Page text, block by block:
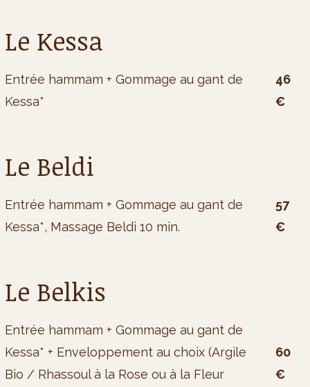
Le Kessa
Entrée hammam + Gommage au gant de
Kessa*
46
€
Le Beldi
Entrée hammam + Gommage au gant de
Kessa*, Massage Beldi 10 min.
57
€
Le Belkis
Entrée hammam + Gommage au gant de
Kessa* + Enveloppement au choix (Argile
Bio / Rhassoul à la Rose ou à la Fleur
60
€